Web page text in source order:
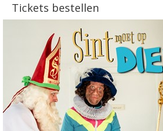
Tickets bestellen